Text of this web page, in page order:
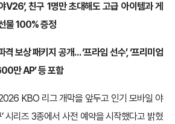
V26’, 친구 1명만 초대해도 고급 아이템과 게
물 100% 증정
보상 패키지 공개… ‘프라임 선수’, ‘프리미엄
만 AP’ 등 포함
KBO 리그 개막을 앞두고 인기 모바일 야
시리즈 3종에서 사전 예약을 시작했다고 밝혔